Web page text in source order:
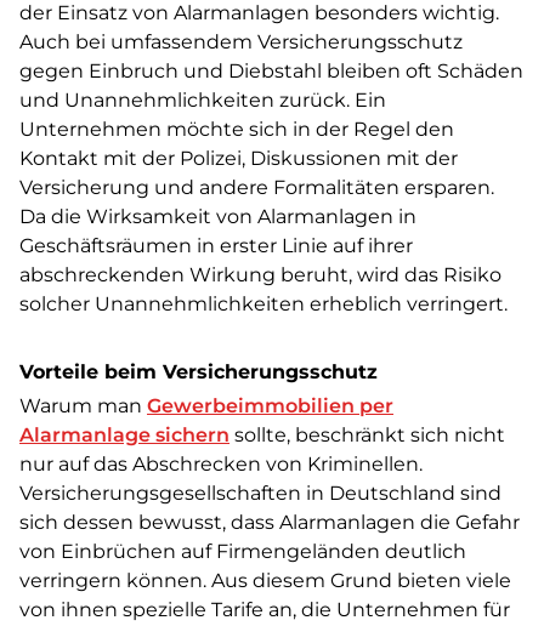
der Einsatz von Alarmanlagen besonders wichtig.
Auch bei umfassendem Versicherungsschutz
gegen Einbruch und Diebstahl bleiben oft Schäden
und Unannehmlichkeiten zurück. Ein
Unternehmen möchte sich in der Regel den
Kontakt mit der Polizei, Diskussionen mit der
Versicherung und andere Formalitäten ersparen.
Da die Wirksamkeit von Alarmanlagen in
Geschäftsräumen in erster Linie auf ihrer
abschreckenden Wirkung beruht, wird das Risiko
solcher Unannehmlichkeiten erheblich verringert.
Vorteile beim Versicherungsschutz
Warum man Gewerbeimmobilien per
Alarmanlage sichern sollte, beschränkt sich nicht
nur auf das Abschrecken von Kriminellen.
Versicherungsgesellschaften in Deutschland sind
sich dessen bewusst, dass Alarmanlagen die Gefahr
von Einbrüchen auf Firmengeländen deutlich
verringern können. Aus diesem Grund bieten viele
von ihnen spezielle Tarife an, die Unternehmen für